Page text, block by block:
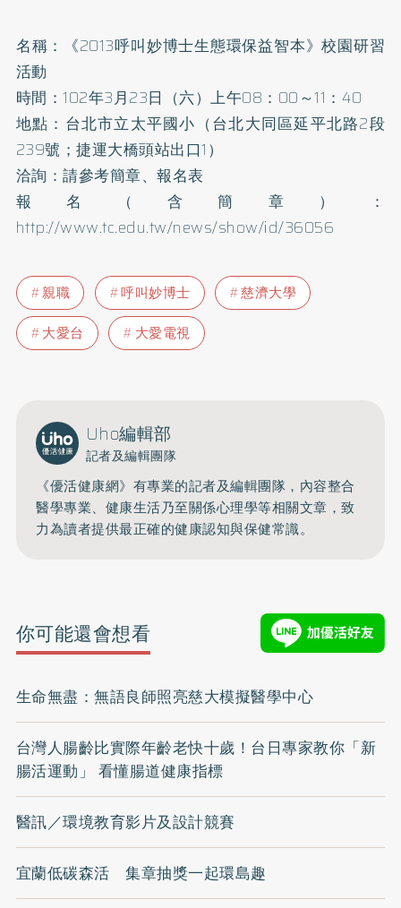
名稱：《2013呼叫妙博士生態環保益智本》校園研習
活動
時間：102年3月23日（六）上午08：00～11：40
地點：台北市立太平國小（台北大同區延平北路2段
239號；捷運大橋頭站出口1）
洽詢：請參考簡章、報名表
報名（含簡章）：
http://www.tc.edu.tw/news/show/id/36056
親職 呼叫妙博士
慈濟大學
大愛台
大愛電視
Uho編輯部
記者及編輯團隊
《優活健康網》有專業的記者及編輯團隊，內容整合
醫學專業、健康生活乃至關係心理學等相關文章，致
力為讀者提供最正確的健康認知與保健常識。
你可能還會想看
生命無盡：無語良師照亮慈大模擬醫學中心
台灣人腸齡比實際年齡老快十歲！台日專家教你「新
腸活運動」 看懂腸道健康指標
醫訊／環境教育影片及設計競賽
宜蘭低碳森活 集章抽獎一起環島趣